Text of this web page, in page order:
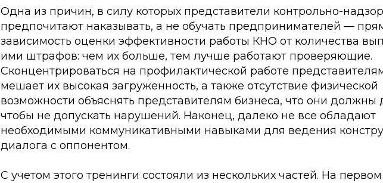
Одна из причин, в силу которых представители контрольно-
предпочитают наказывать, а не обучать предпринимателей —
зависимость оценки эффективности работы КНО от количества
ими штрафов: чем их больше, тем лучше работают проверяющие.
Сконцентрироваться на профилактической работе
мешает их высокая загруженность, а также отсутствие физической
возможности объяснять представителям бизнеса, что они должны
чтобы не допускать нарушений. Наконец, далеко не все обладают
необходимыми коммуникативными навыками для ведения
диалога с оппонентом.
С учетом этого тренинги состояли из нескольких частей. На